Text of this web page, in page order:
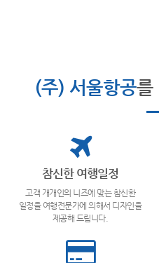
(주) 서울항공를
참신한 여행일정
고객 개개인의 니즈에 맞는 참신한
일정을 여행전문가에 의해서 디자인을
제공해 드립니다.